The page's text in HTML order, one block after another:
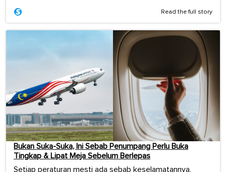
Read the full story
Bukan Suka-Suka, Ini Sebab Penumpang Perlu Buka
Tingkap & Lipat Meja Sebelum Berlepas
Setiap peraturan mesti ada sebab keselamatannya.